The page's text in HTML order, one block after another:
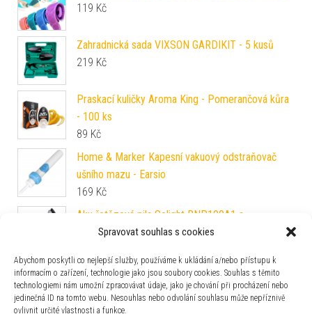
Spravovat souhlas s cookies
Abychom poskytli co nejlepší služby, používáme k ukládání a/nebo přístupu k
informacím o zařízení, technologie jako jsou soubory cookies. Souhlas s těmito
technologiemi nám umožní zpracovávat údaje, jako je chování při procházení nebo
jedinečná ID na tomto webu. Nesouhlas nebo odvolání souhlasu může nepříznivě
ovlivnit určité vlastnosti a funkce.
119 Kč
Zahradnická sada VIXSON GARDIKIT - 5 kusů
219 Kč
Praskací kuličky Aroma King - Pomerančová kůra
- 100 ks
89 Kč
Home & Marker Kapesní vakuový odstraňovač
ušního mazu - Earsio
169 Kč
Aku řetězová pila Solight RNP100A1 s
příslušenstvím a praktickým kufrem - lišta 127
1 099 Kč
Zaparkorun Maska - hlava koně
219 Kč